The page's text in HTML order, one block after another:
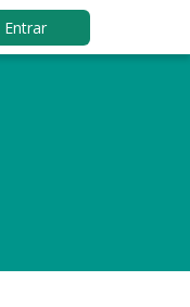
Entrar